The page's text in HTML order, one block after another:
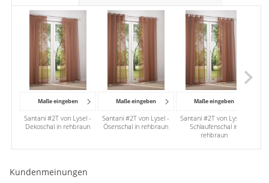
Tönen können wir uns vertrauensvoll zurücklehnen.
Maße eingeben
Santani #2T von Lysel -
Dekoschal in rehbraun
Maße eingeben
Santani #2T von Lysel -
Ösenschal in rehbraun
Maße eingeben
Santani #2T von Lysel -
Schlaufenschal in
rehbraun
Kundenmeinungen